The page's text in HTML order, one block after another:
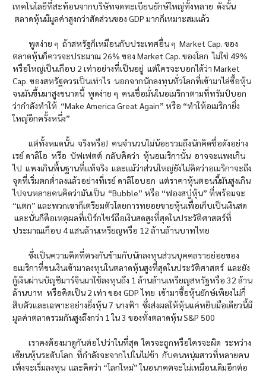
เทคโนโลยีที่สะท้อนจากบริษัทจดทะเบียนยักษ์ใหญ่ทั้งหลาย ดังนั้น
ตลาดหุ้นมีมูลค่าสูงกว่าสัดส่วนของ GDP มากก็เหมาะสมแล้ว
พูดง่าย ๆ ถ้าสหรัฐก็เหมือนกับประเทศอื่น ๆ Market Cap. ของ
ตลาดหุ้นก็ควรจะประมาณ 26% ของ Market Cap. ของโลก ไม่ใช่ 49%
หรือใหญ่เป็นเกือบ 2 เท่าอย่างที่เป็นอยู่ แต่ใครจะบอกได้ว่า Market
Cap. ของสหรัฐควรเป็นเท่าไร นอกจากนักลงทุนทั่วโลกที่เข้ามาไล่ซื้อหุ้น
จนมันขึ้นมาสูงขนาดนี้ พูดง่าย ๆ คนเชื่อมั่นในอเมริกาตามที่ทรัมป์บอก
ว่ากำลังทำให้ “Make America Great Again” หรือ “ทำให้อเมริกายิ่ง
ใหญ่อีกครั้งหนึ่ง”
แต่ทั้งหมดนั้น จริงหรือ! คนจำนวนไม่น้อยรวมถึงนักคิดชื่อดังอย่าง
เรย์ ดาลิโอ หรือ บัฟเฟตต์ กลับคิดว่า หุ้นอเมริกานั้น อาจจะแพงเกิน
ไป แพงเกินพื้นฐานที่แท้จริง และแม้ว่าส่วนใหญ่ยังไม่คิดว่าอเมริกาจะถึง
จุดที่เริ่มตกต่ำลงแล้วอย่างที่เรย์ ดาลิโอบอก แต่ราคาหุ้นตอนนี้มันสูงเกิน
ไปจนหลายคนคิดว่ามันเป็น “Bubble” หรือ “ฟองสบู่หุ้น” ที่พร้อมจะ
“แตก” และพวกเขาก็เตรียมตัวโดยการทยอยขายหุ้นเพื่อเก็บเป็นเงินสด
และนั่นก็คือเหตุผลที่เบิร์กไชร์ถือเงินสดสูงที่สุดในประวัติศาสตร์ที่
ประมาณเกือบ 4 แสนล้านเหรียญหรือ 12 ล้านล้านบาทไทย
ซึ่งเป็นความคิดที่ตรงกันข้ามกับนักลงทุนส่วนบุคคลรายย่อยของ
อเมริกาที่ขนเงินเข้ามาลงทุนในตลาดหุ้นสูงที่สุดในประวัติศาสตร์ และยัง
กู้เงินผ่านบัญชีมาร์จินมาใช้ลงทุนถึง 1 ล้านล้านเหรียญสหรัฐหรือ 32 ล้าน
ล้านบาท หรือคิดเป็น 2 เท่า ของ GDP ไทย เข้ามาซื้อหุ้นยักษ์เพียงไม่กี่
สิบตัวและเฉพาะอย่างยิ่งหุ้น 7 นางฟ้า ซึ่งส่งผลให้หุ้นแค่หยิบมือเดียวนี้มี
มูลค่าตลาดรวมกันสูงถึงกว่า 1 ใน 3 ของทั้งตลาดหุ้น S&P 500
เราคงต้องมาดูกันต่อไปว่าในที่สุด ใครจะถูกหรือใครจะผิด ระหว่าง
เซียนหุ้นระดับโลก ที่กำลังจะจากไปในไม่ช้า กับคนหนุ่มสาวที่หลายคน
เพิ่งจะเริ่มลงทุน และคิดว่า “โลกใหม่” ในอนาคตจะไม่เหมือนเดิมอีกต่อ